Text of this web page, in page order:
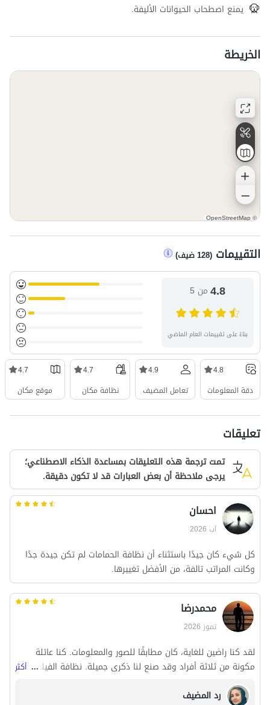
يمنع اصطحاب الحيوانات الأليفة.
الخريطة
©
OpenStreetMap
التقييمات (
128ضيف)
4.8من 5
بناءً على تقييمات العام الماضي
4.8
دقة المعلومات
4.9
تعامل المضيف
4.7
نظافة مكان
4.7
موقع مكان
تعليقات
تمت ترجمة هذه التعليقات بمساعدة الذكاء الاصطناعي؛
يرجى ملاحظة أن بعض العبارات قد لا تكون دقيقة.
احسان
آب 2026
كل شيء كان جيدًا باستثناء أن نظافة الحمامات لم تكن جيدة جدًا
وكانت المراتب تالفة، من الأفضل تغييرها.
محمدرضا
تموز 2026
لقد كنا راضين للغاية، كان مطابقًا للصور والمعلومات. كنا عائلة
مكونة من ثلاثة أفراد وقد صنع لنا ذكرى جميلة. نظافة الفيلا كانت
مهمة بالنسبة لي، والحمد لله كانت جيدة.
... أكثر
رد المضيف